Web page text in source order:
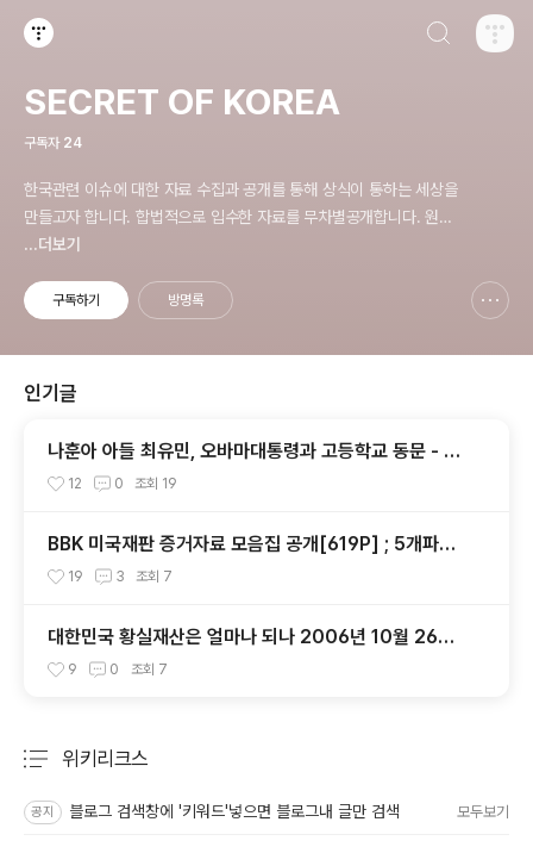
SECRET OF KOREA
구독자 24
한국관련 이슈에 대한 자료 수집과 공개를 통해 상식이 통하는 세상을
만들고자 합니다. 합법적으로 입수한 자료를 무차별공개합니다. 원칙
은 'NO EVIDENCE,NO STORY', 다운로드 www.docstoc.com/
리더나 RSS로!!
...더보기
구독하기 방명록
인기글
나훈아 아들 최유민, 오바마대통령과 고등학교 동문 - 하
와이 푸나호우사립학교 동문
12 0 조회 19
BBK 미국재판 증거자료 모음집 공개[619P] ; 5개파일
- 다운로드가능
19 3 조회 7
대한민국 황실재산은 얼마나 되나 2006년 10월 26일
주간동아
9 0 조회 7
위키리크스
공지 블로그 검색창에 '키워드'넣으면 블로그내 글만 검색 모두보기